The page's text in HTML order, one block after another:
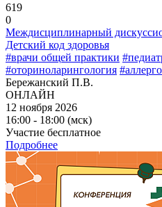
619
0
Междисциплинарный
Детский код здоровья
#врачи общей практики
#оториноларингология
Бережанский П.В.
ОНЛАЙН
12 ноября 2026
16:00 - 18:00 (мск)
Участие бесплатное
Подробнее